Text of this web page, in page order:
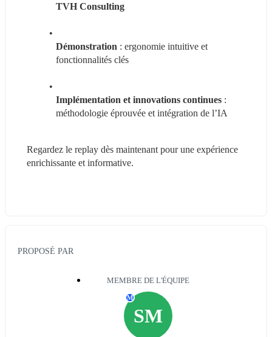
TVH Consulting​
Démonstration : ergonomie intuitive et
fonctionnalités clés​
Implémentation et innovations continues :
méthodologie éprouvée et intégration de l’IA
Regardez le replay dès maintenant pour une expérience
enrichissante et informative.
PROPOSÉ PAR
MEMBRE DE L'ÉQUIPE
SM
M